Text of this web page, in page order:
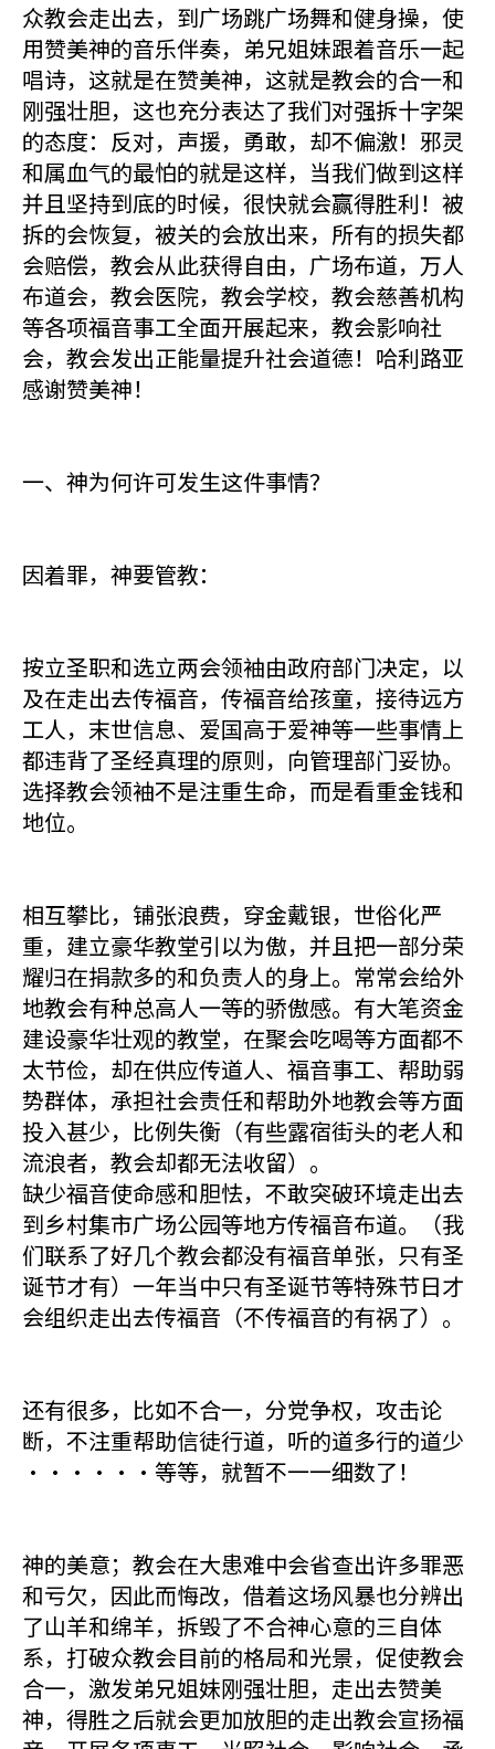
众教会走出去，到广场跳广场舞和健身操，使
用赞美神的音乐伴奏，弟兄姐妹跟着音乐一起
唱诗，这就是在赞美神，这就是教会的合一和
刚强壮胆，这也充分表达了我们对强拆十字架
的态度：反对，声援，勇敢，却不偏激！邪灵
和属血气的最怕的就是这样，当我们做到这样
并且坚持到底的时候，很快就会赢得胜利！被
拆的会恢复，被关的会放出来，所有的损失都
会赔偿，教会从此获得自由，广场布道，万人
布道会，教会医院，教会学校，教会慈善机构
等各项福音事工全面开展起来，教会影响社
会，教会发出正能量提升社会道德！哈利路亚
感谢赞美神！
一、神为何许可发生这件事情？
因着罪，神要管教：
按立圣职和选立两会领袖由政府部门决定，以
及在走出去传福音，传福音给孩童，接待远方
工人，末世信息、爱国高于爱神等一些事情上
都违背了圣经真理的原则，向管理部门妥协。
选择教会领袖不是注重生命，而是看重金钱和
地位。
相互攀比，铺张浪费，穿金戴银，世俗化严
重，建立豪华教堂引以为傲，并且把一部分荣
耀归在捐款多的和负责人的身上。常常会给外
地教会有种总高人一等的骄傲感。有大笔资金
建设豪华壮观的教堂，在聚会吃喝等方面都不
太节俭，却在供应传道人、福音事工、帮助弱
势群体，承担社会责任和帮助外地教会等方面
投入甚少，比例失衡（有些露宿街头的老人和
流浪者，教会却都无法收留）。
缺少福音使命感和胆怯，不敢突破环境走出去
到乡村集市广场公园等地方传福音布道。（我
们联系了好几个教会都没有福音单张，只有圣
诞节才有）一年当中只有圣诞节等特殊节日才
会组织走出去传福音（不传福音的有祸了）。
还有很多，比如不合一，分党争权，攻击论
断，不注重帮助信徒行道，听的道多行的道少
······等等，就暂不一一细数了！
神的美意；教会在大患难中会省查出许多罪恶
和亏欠，因此而悔改，借着这场风暴也分辨出
了山羊和绵羊，拆毁了不合神心意的三自体
系，打破众教会目前的格局和光景，促使教会
合一，激发弟兄姐妹刚强壮胆，走出去赞美
神，得胜之后就会更加放胆的走出教会宣扬福